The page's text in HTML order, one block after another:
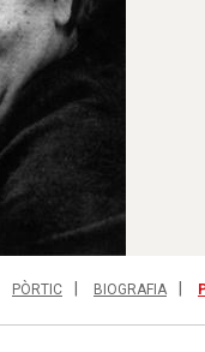
PÒRTIC BIOGRAFIA